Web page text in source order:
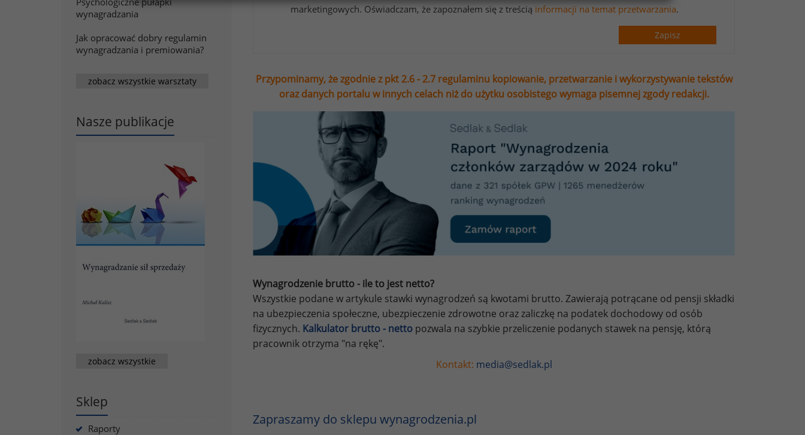
wynagradzania
Jak opracować dobry regulamin
wynagradzania i premiowania?
zobacz wszystkie warsztaty
Nasze publikacje
zobacz wszystkie
Sklep
Raporty
marketingowych. Oświadczam, że zapoznałem się z treścią informacji na temat przetwarzania.
Zapisz
Przypominamy, że zgodnie z pkt 2.6 - 2.7 regulaminu kopiowanie, przetwarzanie i wykorzystywanie tekstów
oraz danych portalu w innych celach niż do użytku osobistego wymaga pisemnej zgody redakcji.
Wynagrodzenie brutto - ile to jest netto?
Wszystkie podane w artykule stawki wynagrodzeń są kwotami brutto. Zawierają potrącane od pensji składki
na ubezpieczenia społeczne, ubezpieczenie zdrowotne oraz zaliczkę na podatek dochodowy od osób
fizycznych. Kalkulator brutto - netto pozwala na szybkie przeliczenie podanych stawek na pensję, którą
pracownik otrzyma "na rękę".
Kontakt: media@sedlak.pl
Zapraszamy do sklepu wynagrodzenia.pl